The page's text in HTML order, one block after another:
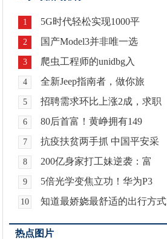
1 5G时代轻松实现1000平
2 国产Model3并非唯一选
3 爬虫工程师的unidbg入
4 全新Jeep指南者，做你旅
5 招聘需求环比上涨2成，求职
6 80后首富！黄峥拥有149
7 抗疫扶贫两手抓 中国平安采
8 200亿身家打工妹逆袭：富
9 5倍光学变焦立功！华为P3
10 知道最娇娆最舒适的出行方式
热点图片